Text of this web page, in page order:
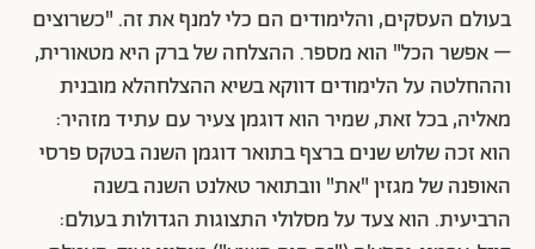
בעולם העסקים, והלימודים הם כלי למנף את זה. "כשרוצים
– אפשר הכל" הוא מספר. ההצלחה של ברק היא מטאורית,
וההחלטה על הלימודים דווקא בשיא ההצלחהלא מובנית
מאליה, בכל זאת, שמיר הוא דוגמן צעיר עם עתיד מזהיר:
הוא זכה שלוש שנים ברצף בתואר דוגמן השנה בטקס פרסי
האופנה של מגזין "את" וובתואר טאלנט השנה בשנה
הרביעית. הוא צעד על מסלולי התצוגות הגדולות בעולם: